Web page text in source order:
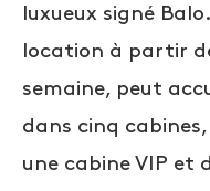
luxueux signé
location à partir
semaine, peut
dans cinq
une cabine VIP et